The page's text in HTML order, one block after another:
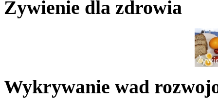
Żywienie dla zdrowia
Wykrywanie wad